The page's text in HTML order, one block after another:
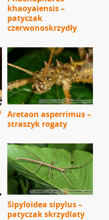
khaoyaiensis –
patyczak
czerwonoskrzydły
Aretaon asperrimus –
straszyk rogaty
Sipyloidea sipylus –
patyczak skrzydlaty